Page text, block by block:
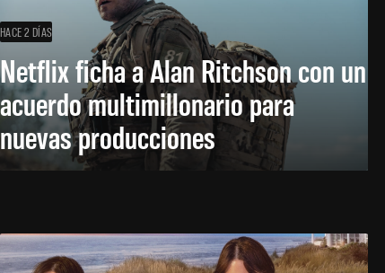
HACE 2 DÍAS
Netflix ficha a Alan Ritchson con un
acuerdo multimillonario para
nuevas producciones